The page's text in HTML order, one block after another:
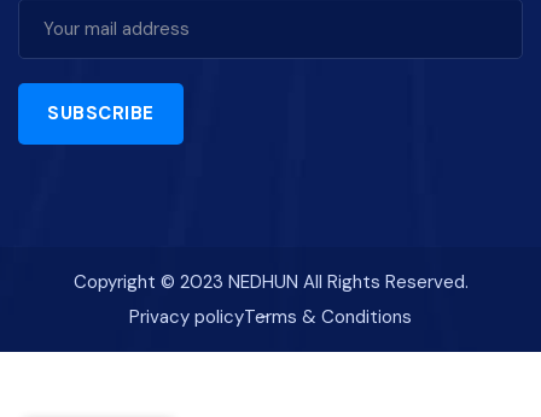
SUBSCRIBE
Copyright © 2023 NEDHUN All Rights Reserved.
Privacy policyTerms & Conditions